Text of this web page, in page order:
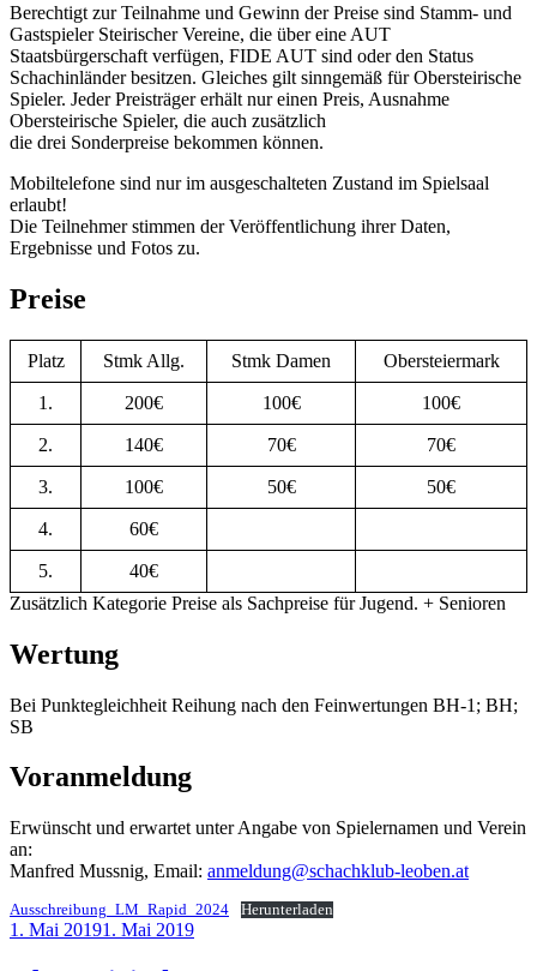
Berechtigt zur Teilnahme und Gewinn der Preise sind Stamm- und
Gastspieler Steirischer Vereine, die über eine AUT
Staatsbürgerschaft verfügen, FIDE AUT sind oder den Status
Schachinländer besitzen. Gleiches gilt sinngemäß für Obersteirische
Spieler. Jeder Preisträger erhält nur einen Preis, Ausnahme
Obersteirische Spieler, die auch zusätzlich
die drei Sonderpreise bekommen können.
Mobiltelefone sind nur im ausgeschalteten Zustand im Spielsaal
erlaubt!
Die Teilnehmer stimmen der Veröffentlichung ihrer Daten,
Ergebnisse und Fotos zu.
Preise
Platz Stmk Allg. Stmk Damen Obersteiermark
1. 200€ 100€ 100€
2. 140€ 70€ 70€
3. 100€ 50€ 50€
4. 60€
5.
40€
Zusätzlich Kategorie Preise als Sachpreise für Jugend. + Senioren
Wertung
Bei Punktegleichheit Reihung nach den Feinwertungen BH-1; BH;
SB
Voranmeldung
Erwünscht und erwartet unter Angabe von Spielernamen und Verein
an:
Manfred Mussnig, Email: anmeldung@schachklub-leoben.at
Ausschreibung_LM_Rapid_2024 Herunterladen
Veröffentlicht
1. Mai 20191. Mai 2019